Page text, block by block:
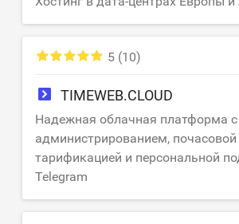
TIMEWEB.CLOUD
Надежная облачная платформа
администрированием, почасовой
тарификацией и персональной
Telegram
5 (10)